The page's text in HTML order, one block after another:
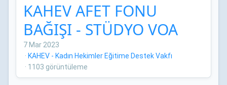
KAHEV AFET FONU
BAĞIŞI - STÜDYO VOA
7 Mar 2023
· KAHEV - Kadın Hekimler Eğitime Destek Vakfı
· 1103 görüntüleme